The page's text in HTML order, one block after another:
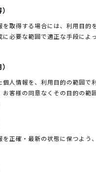
を取得する場合には、利用目的
に必要な範囲で適正な手段によ
個人情報を、利用目的の範囲で
お客様の同意なくその目的の範
を正確・最新の状態に保つよう